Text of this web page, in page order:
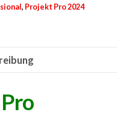
, Projekt Pro 2024